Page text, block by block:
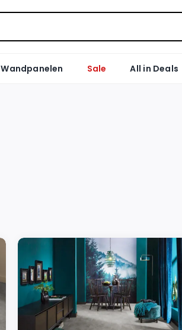
Wandpanelen Sale All in Deals